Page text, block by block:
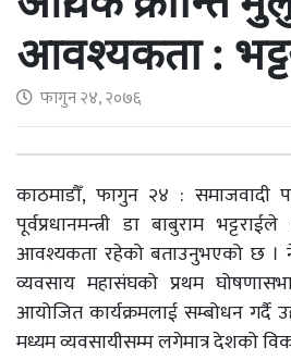
आवश्यकता :
फागुन २४, २०७६
काठमाडौँ, फागुन २४ : समाजवादी
पूर्वप्रधानमन्त्री डा बाबुराम
आवश्यकता रहेको बताउनुभएको छ ।
व्यवसाय महासंघको प्रथम
आयोजित कार्यक्रमलाई सम्बोधन गर्दै
मध्यम व्यवसायीसम्म लगेमात्र देशको